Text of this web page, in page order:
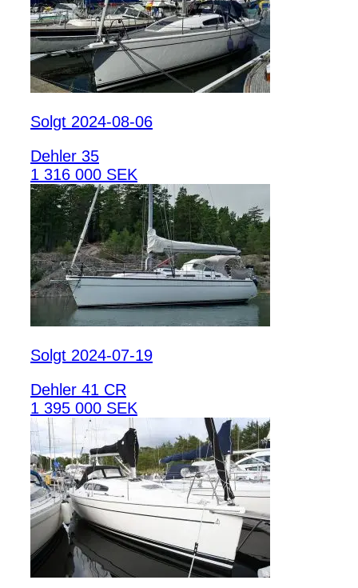
Solgt 2024-08-06
Dehler 35
1 316 000 SEK
Solgt 2024-07-19
Dehler 41 CR
1 395 000 SEK